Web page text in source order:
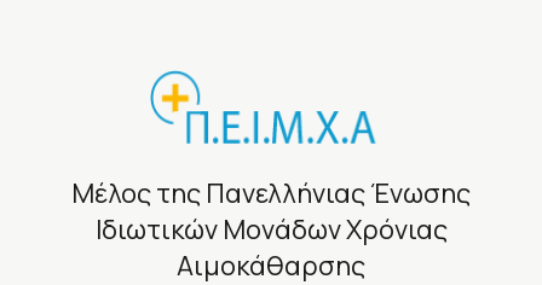
Μέλος της Πανελλήνιας Ένωσης
Ιδιωτικών Μονάδων Χρόνιας
Αιμοκάθαρσης